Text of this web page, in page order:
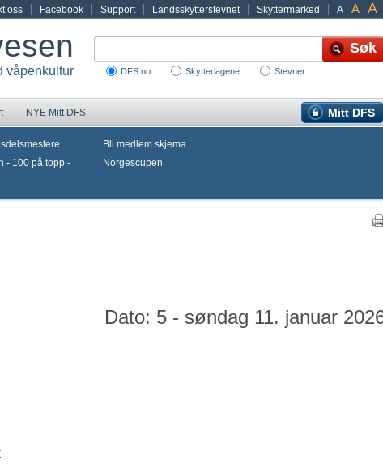
A A A
oss Facebook Support Landsskytterstevnet Skyttermarked
våpenkultur DFS.no Skytterlagene Stevner
Mitt DFS
NYE Mitt DFS
- 100 på topp -
Bli medlem skjema
Norgescupen
Dato: 5 - søndag 11. januar